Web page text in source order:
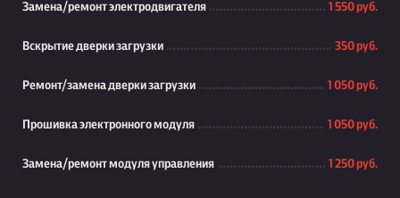
Замена/ремонт электродвигателя 1 550 руб.
Вскрытие дверки загрузки 350 руб.
Ремонт/замена дверки загрузки 1 050 руб.
Прошивка электронного модуля 1 050 руб.
Замена/ремонт модуля управления 1 250 руб.